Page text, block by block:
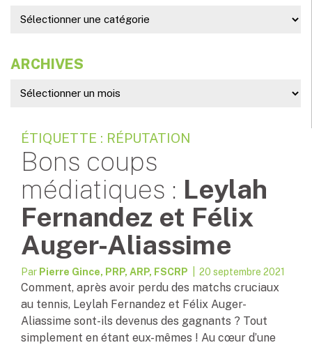
ARCHIVES
ÉTIQUETTE : RÉPUTATION
Bons coups
médiatiques : Leylah
Fernandez et Félix
Auger-Aliassime
Par Pierre Gince, PRP, ARP, FSCRP | 20 septembre 2021
Comment, après avoir perdu des matchs cruciaux
au tennis, Leylah Fernandez et Félix Auger-
Aliassime sont-ils devenus des gagnants ? Tout
simplement en étant eux-mêmes ! Au cœur d’une